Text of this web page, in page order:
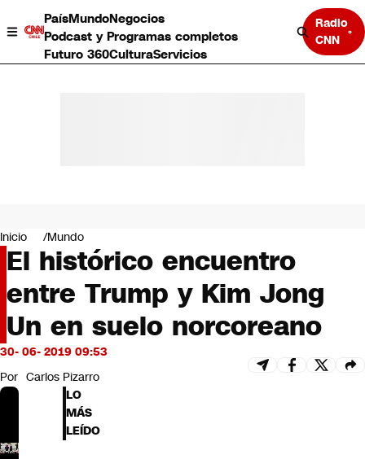
PaísMundoNegocios
Podcast y Programas completos
Futuro 360CulturaServicios
Radio
CNN
Negocios
Deportes
Programas completos
Cultura
Servicios
Bits
CNN tiempo
Futuro 360
Opinión
Inicio Mundo
El histórico encuentro
entre Trump y Kim Jong
Un en suelo norcoreano
30- 06- 2019 09:53
Por Carlos Pizarro
LO
MÁS
LEÍDO